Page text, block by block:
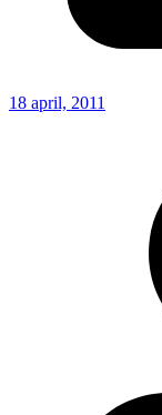
18 april, 2011